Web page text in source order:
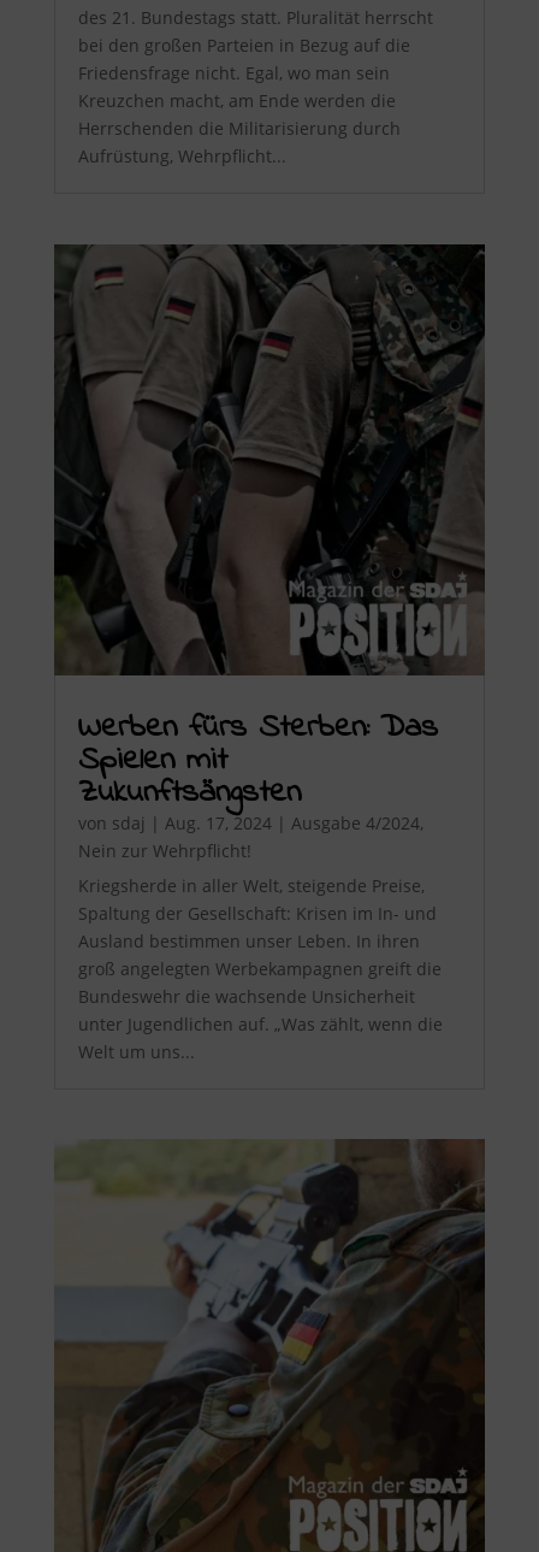
des 21. Bundestags statt. Pluralität herrscht
bei den großen Parteien in Bezug auf die
Friedensfrage nicht. Egal, wo man sein
Kreuzchen macht, am Ende werden die
Herrschenden die Militarisierung durch
Aufrüstung, Wehrpflicht...
Werben fürs Sterben: Das
Spielen mit
Zukunftsängsten
von sdaj | Aug. 17, 2024| Ausgabe 4/2024,
Nein zur Wehrpflicht!
Kriegsherde in aller Welt, steigende Preise,
Spaltung der Gesellschaft: Krisen im In- und
Ausland bestimmen unser Leben. In ihren
groß angelegten Werbekampagnen greift die
Bundeswehr die wachsende Unsicherheit
unter Jugendlichen auf. „Was zählt, wenn die
Welt um uns...